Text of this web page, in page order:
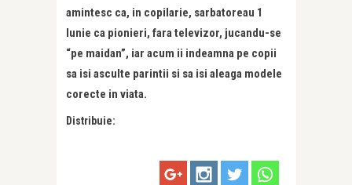
amintesc ca, in copilarie, sarbatoreau 1
Iunie ca pionieri, fara televizor, jucandu-se
“pe maidan”, iar acum ii indeamna pe copii
sa isi asculte parintii si sa isi aleaga modele
corecte in viata.
Distribuie: